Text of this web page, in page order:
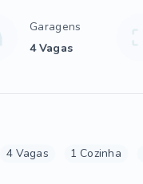
Garagens
4 Vagas
4 Vagas 1 Cozinha